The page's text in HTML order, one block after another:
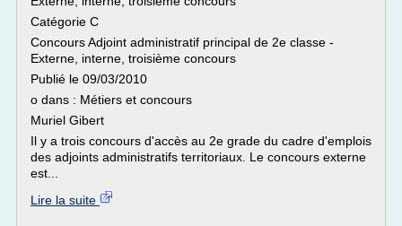
Catégorie C
Concours Adjoint administratif principal de 2e classe -
Externe, interne, troisième concours
Publié le 09/03/2010
o dans : Métiers et concours
Muriel Gibert
Il y a trois concours d'accès au 2e grade du cadre d'emplois
des adjoints administratifs territoriaux. Le concours externe
est...
Lire la suite